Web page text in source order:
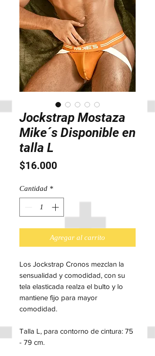
Jockstrap Mostaza
Mike´s Disponible en
talla L
$16.000
Cantidad *
Agregar al carrito
Los Jockstrap Cronos mezclan la
sensualidad y comodidad, con su
tela elasticada realza el bulto y lo
mantiene fijo para mayor
comodidad.
Talla L, para contorno de cintura: 75
- 79 cm.